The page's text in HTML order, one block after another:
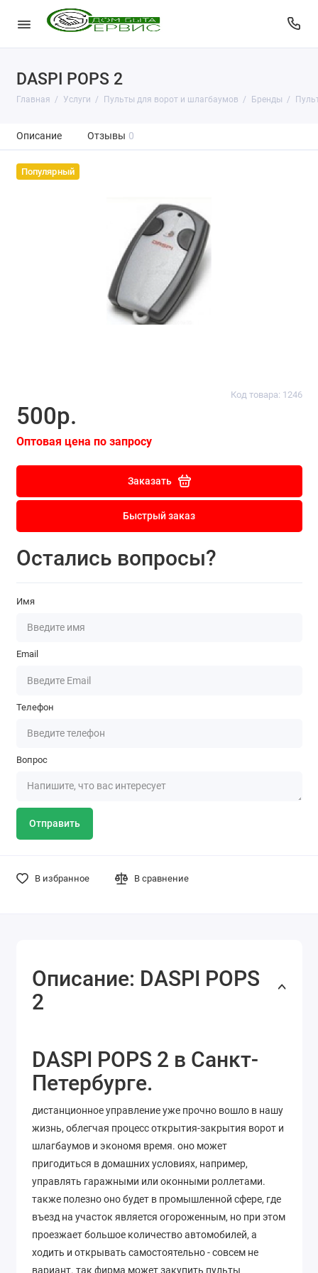
DASPI POPS 2
Главная Услуги Пульты для ворот и шлагбаумов Бренды
Описание Отзывы 0
Популярный
Код товара: 1246
500р.
Оптовая цена по запросу
Заказать
Быстрый заказ
Остались вопросы?
Имя
Email
Телефон
Вопрос
Отправить
В избранное В сравнение
Описание: DASPI POPS
2
DASPI POPS 2 в Санкт-
Петербурге.
дистанционное управление уже прочно вошло в нашу
жизнь, облегчая процесс открытия-закрытия ворот и
шлагбаумов и экономя время. оно может
пригодиться в домашних условиях, например,
управлять гаражными или оконными роллетами.
также полезно оно будет в промышленной сфере, где
въезд на участок является огороженным, но при этом
проезжает большое количество автомобилей, а
ходить и открывать самостоятельно - совсем не
вариант. так фирма может закупить пульты